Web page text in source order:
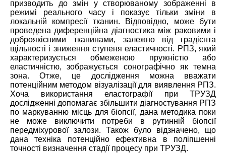
призводить до змін у створюваному зображенні в
режимі реального часу і показує тільки зміни в
локальній компресії тканин. Відповідно, може бути
проведена диференційна діагностика між раковими і
доброякісними тканинами, залежно від градієнта
щільності і зниження ступеня еластичності. РПЗ, який
характеризується обмеженою пружністю або
еластичністю, зображується сонографічно як темна
зона. Отже, це дослідження можна вважати
потенційним методом візуалізації для виявлення РПЗ.
Хоча використання еластографії при ТРУЗД
дослідженні допомагає збільшити діагностування РПЗ
по маркуванню місць для біопсії, дана методика поки
не може виключити потреби в рутинній біопсії
передміхурової залози. Також було відзначено, що
дана техніка потенційно ефективна в поліпшенні
точності визначення стадії процесу при ТРУЗД.